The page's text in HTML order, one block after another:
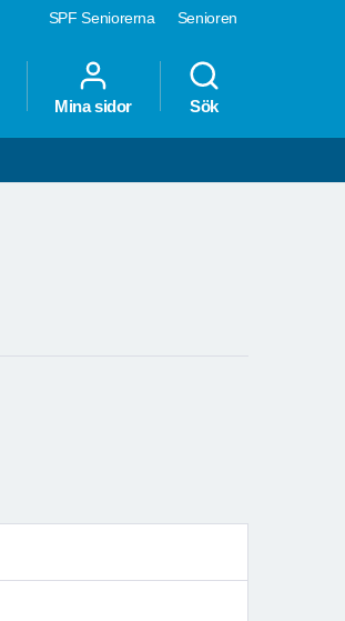
SPF Seniorerna Senioren
Mina sidor Sök